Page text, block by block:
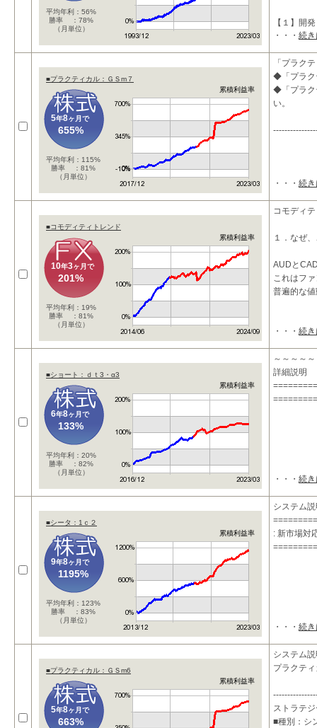
平均年利：56%
勝率 ：78%
（月単位）
【１】開発
・・・ 続
■プラクティカル：ＧＳm７
累積利益率
5年8ヶ月で
655%
平均年利：115%
勝率 ：81%
（月単位）
「プラク
◆「プラク
◆「プラク
い。
・・・ 続
■コモディティトレンド
累積利益率
10年3ヶ月で
201%
平均年利：19%
勝率 ：81%
（月単位）
コモディ
１．なぜ
AUDと
これはフ
普遍的な
・・・ 続
■ショート：ｄｔ3・α3
累積利益率
6年8ヶ月で
133%
平均年利：20%
勝率 ：82%
（月単位）
～～～～
詳細説明
・・・ 続
■シータ：1ｃ２
累積利益率
9年8ヶ月で
1195%
平均年利：123%
勝率 ：83%
（月単位）
システム
: 新市場対
・・・ 続
■プラクティカル：ＧＳm6
累積利益率
5年8ヶ月で
663%
システム
プラクテ
ストラテ
■種別：シ